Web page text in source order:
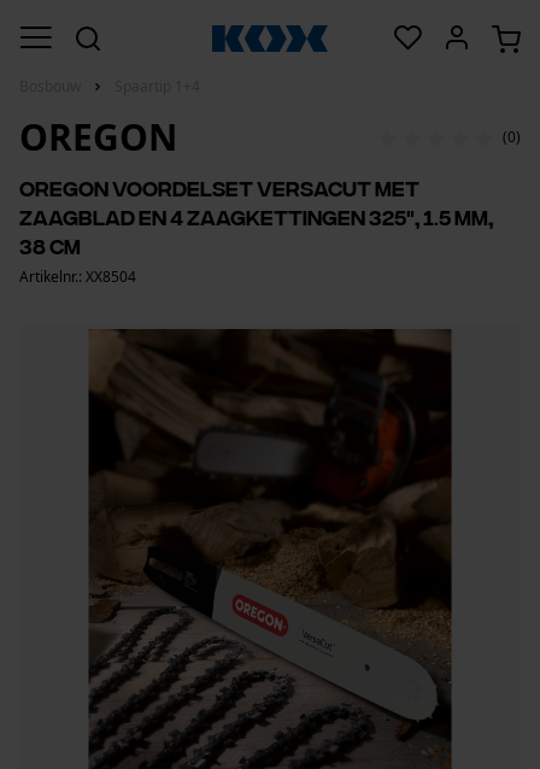
OREGON (0)
Oregon voordelset VersaCut met
zaagblad en 4 zaagkettingen 325", 1.5 mm,
38 cm
Artikelnr.: XX8504